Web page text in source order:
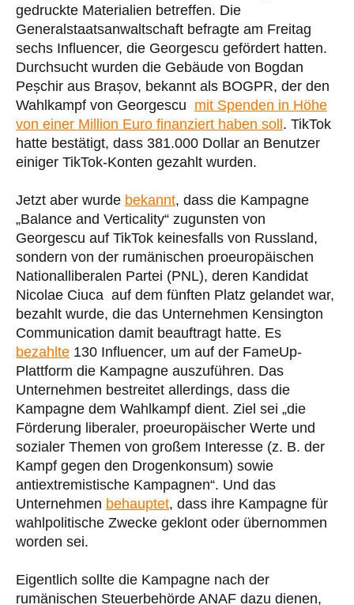
gedruckte Materialien betreffen. Die
Generalstaatsanwaltschaft befragte am Freitag
sechs Influencer, die Georgescu gefördert hatten.
Durchsucht wurden die Gebäude von Bogdan
Peșchir aus Brașov, bekannt als BOGPR, der den
Wahlkampf von Georgescu mit Spenden in Höhe
von einer Million Euro finanziert haben soll. TikTok
hatte bestätigt, dass 381.000 Dollar an Benutzer
einiger TikTok-Konten gezahlt wurden.
Jetzt aber wurde bekannt, dass die Kampagne
„Balance and Verticality“ zugunsten von
Georgescu auf TikTok keinesfalls von Russland,
sondern von der rumänischen proeuropäischen
Nationalliberalen Partei (PNL), deren Kandidat
Nicolae Ciuca auf dem fünften Platz gelandet war,
bezahlt wurde, die das Unternehmen Kensington
Communication damit beauftragt hatte. Es
bezahlte 130 Influencer, um auf der FameUp-
Plattform die Kampagne auszuführen. Das
Unternehmen bestreitet allerdings, dass die
Kampagne dem Wahlkampf dient. Ziel sei „die
Förderung liberaler, proeuropäischer Werte und
sozialer Themen von großem Interesse (z. B. der
Kampf gegen den Drogenkonsum) sowie
antiextremistische Kampagnen“. Und das
Unternehmen behauptet, dass ihre Kampagne für
wahlpolitische Zwecke geklont oder übernommen
worden sei.
Eigentlich sollte die Kampagne nach der
rumänischen Steuerbehörde ANAF dazu dienen,